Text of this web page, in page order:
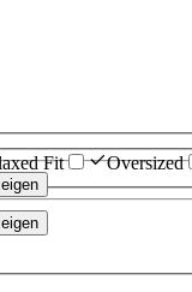
Fit Oversized